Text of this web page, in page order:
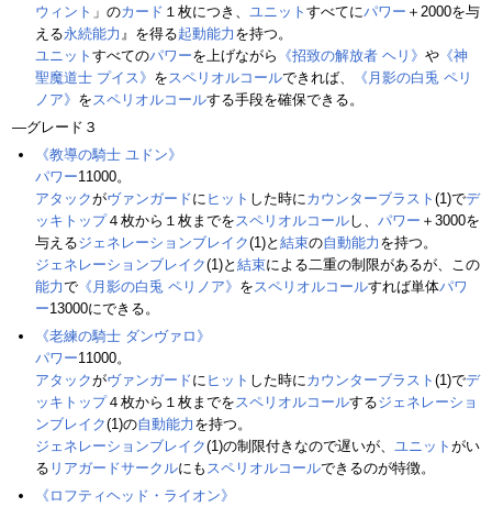
ウィント 」のカード １枚につき、 ユニット すべてにパワー ＋2000を与
える永続能力 』を得る起動能力 を持つ。
ユニット すべてのパワーを上げながら 《招致の解放者 ヘリ》 や 《神
聖魔道士 プイス》 を スペリオルコールできれば、
《月影の白兎 ペリ
ノア》 を スペリオルコールする手段を確保できる。
―グレード３
《教導の騎士 ユドン》
パワー11000。
アタックがヴァンガードに ヒット した時にカウンターブラスト (1)でデ
ッキトップ４枚から１枚までを スペリオルコールし、 パワー ＋3000を
与えるジェネレーションブレイク(1)と 結束の自動能力 を持つ。
ジェネレーションブレイク(1)と 結束による二重の制限があるが、この
能力で 《月影の白兎 ペリノア》 を スペリオルコールすれば単体パワ
ー13000にできる。
《老練の騎士 ダンヴァロ》
パワー11000。
アタックがヴァンガードに ヒット した時にカウンターブラスト (1)でデ
ッキトップ４枚から１枚までを スペリオルコールするジェネレーショ
ンブレイク(1)の自動能力 を持つ。
ジェネレーションブレイク(1)の制限付きなので遅いが、 ユニット がい
る リアガードサークルにも スペリオルコールできるのが特徴。
《ロフティヘッド・ライオン》